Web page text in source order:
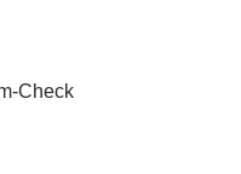
Check